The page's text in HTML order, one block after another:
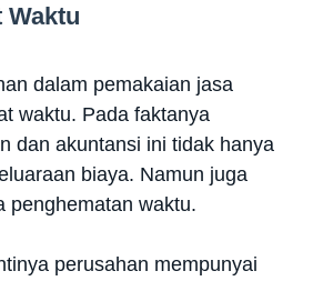
Waktu
dalam pemakaian jasa
waktu. Pada faktanya
dan akuntansi ini tidak hanya
biaya. Namun juga
penghematan waktu.
perusahan mempunyai